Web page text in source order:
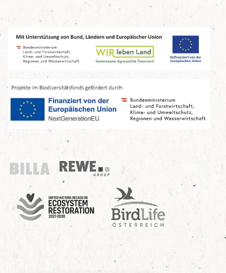
Billa
REWE Group
UN Decade
Birdlife